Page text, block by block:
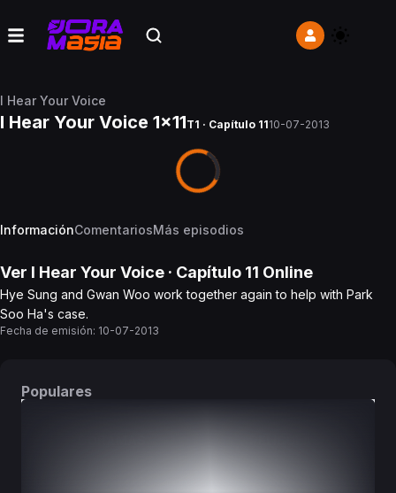
I Hear Your Voice
I Hear Your Voice 1x11T1 · Capítulo 1110-07-2013
InformaciónComentariosMás episodios
Ver I Hear Your Voice · Capítulo 11 Online
Hye Sung and Gwan Woo work together again to help with Park
Soo Ha's case.
Fecha de emisión: 10-07-2013
Populares